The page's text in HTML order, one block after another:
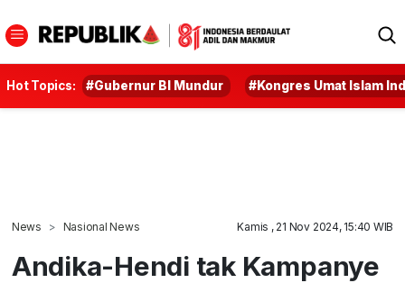
Hot Topics: #Gubernur BI Mundur #Kongres Umat Islam
News Nasional News Kamis , 21 Nov 2024, 15:40 WIB
Andika-Hendi tak Kampanye